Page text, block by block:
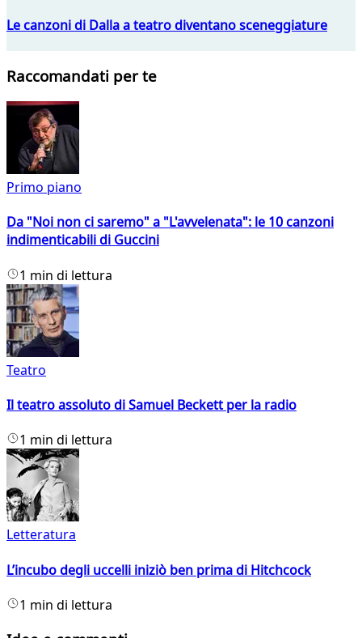
Le canzoni di Dalla a teatro diventano sceneggiature
Raccomandati per te
Primo piano
Da "Noi non ci saremo" a "L'avvelenata": le 10 canzoni
indimenticabili di Guccini
1 min di lettura
Teatro
Il teatro assoluto di Samuel Beckett per la radio
1 min di lettura
Letteratura
L’incubo degli uccelli iniziò ben prima di Hitchcock
1 min di lettura